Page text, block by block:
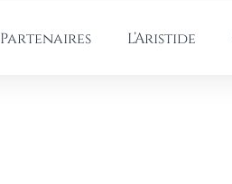
Partenaires L’Aristide